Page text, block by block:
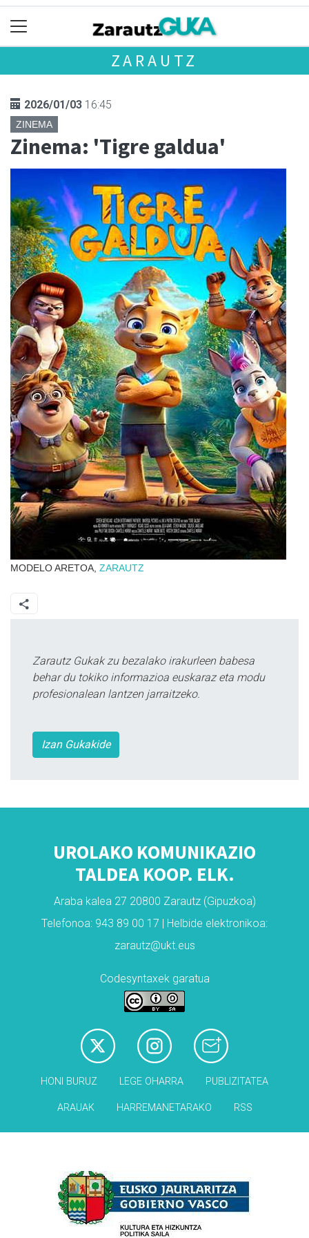
ZARAUTZ
2026/01/03 16:45
ZINEMA
Zinema: 'Tigre galdua'
MODELO ARETOA, ZARAUTZ
Zarautz Gukak zu bezalako irakurleen babesa
behar du tokiko informazioa euskaraz eta modu
profesionalean lantzen jarraitzeko.
Izan Gukakide
UROLAKO KOMUNIKAZIO
TALDEA KOOP. ELK.
Araba kalea 27 20800 Zarautz (Gipuzkoa)
Telefonoa: 943 89 00 17 | Helbide elektronikoa:
zarautz@ukt.eus
Codesyntaxek garatua
HONI BURUZ LEGE OHARRA PUBLIZITATEA
ARAUAK HARREMANETARAKO RSS